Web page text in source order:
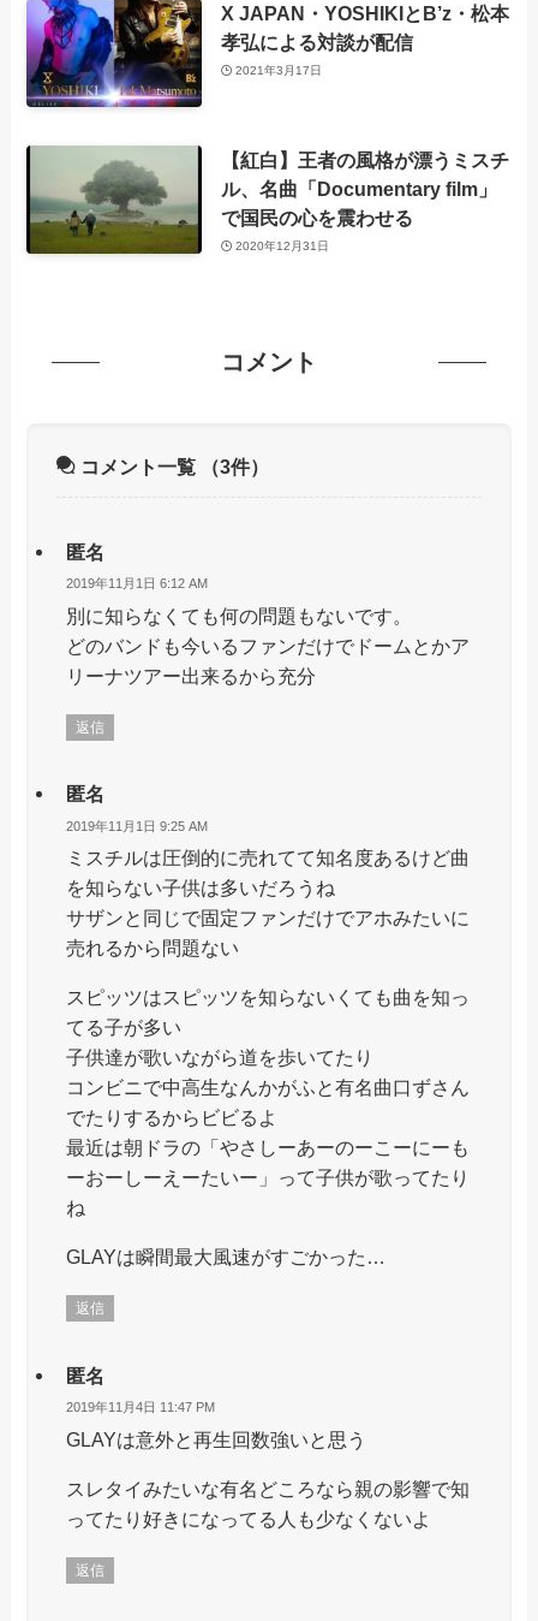
X JAPAN・YOSHIKIとB’z・松本
孝弘による対談が配信
2021年3月17日
【紅白】王者の風格が漂うミスチ
ル、名曲「Documentary film」
で国民の心を震わせる
2020年12月31日
コメント
コメント一覧 （3件）
匿名
2019年11月1日 6:12 AM
別に知らなくても何の問題もないです。
どのバンドも今いるファンだけでドームとかア
リーナツアー出来るから充分
返信
匿名
2019年11月1日 9:25 AM
ミスチルは圧倒的に売れてて知名度あるけど曲
を知らない子供は多いだろうね
サザンと同じで固定ファンだけでアホみたいに
売れるから問題ない
スピッツはスピッツを知らないくても曲を知っ
てる子が多い
子供達が歌いながら道を歩いてたり
コンビニで中高生なんかがふと有名曲口ずさん
でたりするからビビるよ
最近は朝ドラの「やさしーあーのーこーにーも
ーおーしーえーたいー」って子供が歌ってたり
ね
GLAYは瞬間最大風速がすごかった…
返信
匿名
2019年11月4日 11:47 PM
GLAYは意外と再生回数強いと思う
スレタイみたいな有名どころなら親の影響で知
ってたり好きになってる人も少なくないよ
返信